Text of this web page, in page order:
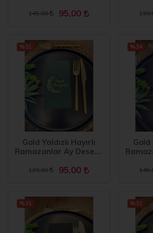
Peçete
145,00 95,00
Gold Yaldızlı Hayırlı
Ramazanlar Ay Desenli
Peçete
139,00 95,00
%31
Gold
%34
%31 %31